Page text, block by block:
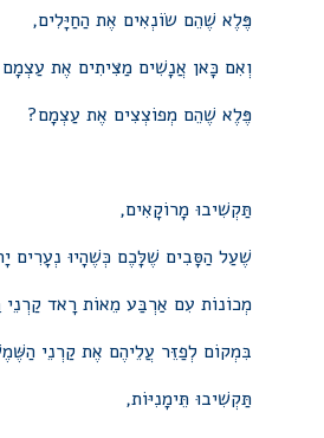
פֶּלֶא שֶׁהֵם שׂוֹנְאִים אֶת הַחַיָּלִים,
וְאִם כָּאן אֲנָשִׁים מַצִּיתִים אֶת עַצְמָם
פֶּלֶא שֶׁהֵם מְפוֹצְצִים אֶת עַצְמָם?
תַּקְשִׁיבוּ מָרוֹקָאִים,
שֶׁעַל הַסָּבִים שֶׁלָּכֶם כְּשֶׁהָיוּ נְעָרִים
מְכוֹנוֹת עִם אַרְבַּע מֵאוֹת רָאד קַרְנֵי
בִּמְקוֹם לְפַזֵּר עֲלֵיהֶם אֶת קַרְנֵי
תַּקְשִׁיבוּ תֵּימָנִיּוֹת,